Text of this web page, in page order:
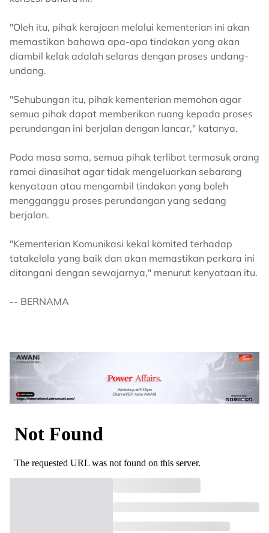
"Oleh itu, pihak kerajaan melalui kementerian ini akan
memastikan bahawa apa-apa tindakan yang akan
diambil kelak adalah selaras dengan proses undang-
undang.
"Sehubungan itu, pihak kementerian memohon agar
semua pihak dapat memberikan ruang kepada proses
perundangan ini berjalan dengan lancar," katanya.
Pada masa sama, semua pihak terlibat termasuk orang
ramai dinasihat agar tidak mengeluarkan sebarang
kenyataan atau mengambil tindakan yang boleh
mengganggu proses perundangan yang sedang
berjalan.
"Kementerian Komunikasi kekal komited terhadap
tatakelola yang baik dan akan memastikan perkara ini
ditangani dengan sewajarnya," menurut kenyataan itu.
-- BERNAMA